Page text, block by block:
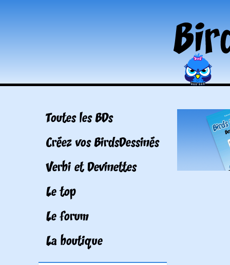
Toutes les BDs
Créez vos BirdsDessinés
Verbi et Devinettes
Le top
Le forum
La boutique